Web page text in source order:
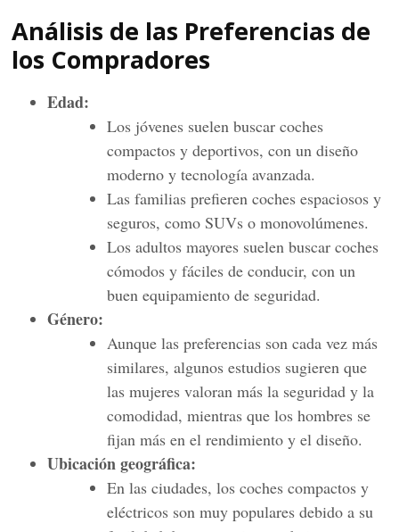
Análisis de las Preferencias de
los Compradores
Edad:
Los jóvenes suelen buscar coches
compactos y deportivos, con un diseño
moderno y tecnología avanzada.
Las familias prefieren coches espaciosos y
seguros, como SUVs o monovolúmenes.
Los adultos mayores suelen buscar coches
cómodos y fáciles de conducir, con un
buen equipamiento de seguridad.
Género:
Aunque las preferencias son cada vez más
similares, algunos estudios sugieren que
las mujeres valoran más la seguridad y la
comodidad, mientras que los hombres se
fijan más en el rendimiento y el diseño.
Ubicación geográfica:
En las ciudades, los coches compactos y
eléctricos son muy populares debido a su